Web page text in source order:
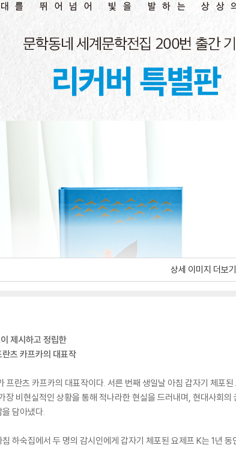
상세 이미지 더보기
제시하고 정립한
츠 카프카의 대표작
프란츠 카프카의 대표작이다. 서른 번째 생일날 아침 갑자기 체포
장 비현실적인 상황을 통해 적나라한 현실을 드러내며, 현대사회
담아냈다.
하숙집에서 두 명의 감시인에게 갑자기 체포된 요제프 K는 1년